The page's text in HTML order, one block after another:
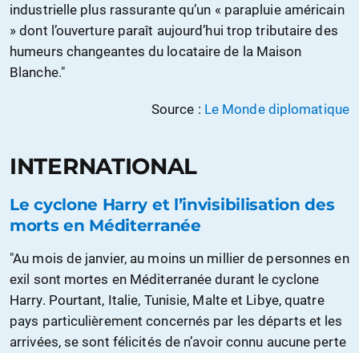
industrielle plus rassurante qu’un « parapluie américain
» dont l’ouverture paraît aujourd’hui trop tributaire des
humeurs changeantes du locataire de la Maison
Blanche."
Source : Le Monde diplomatique
INTERNATIONAL
Le cyclone Harry et l’invisibilisation des
morts en Méditerranée
"Au mois de janvier, au moins un millier de personnes en
exil sont mortes en Méditerranée durant le cyclone
Harry. Pourtant, Italie, Tunisie, Malte et Libye, quatre
pays particulièrement concernés par les départs et les
arrivées, se sont félicités de n’avoir connu aucune perte